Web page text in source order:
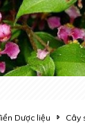
Dược liệu Cây